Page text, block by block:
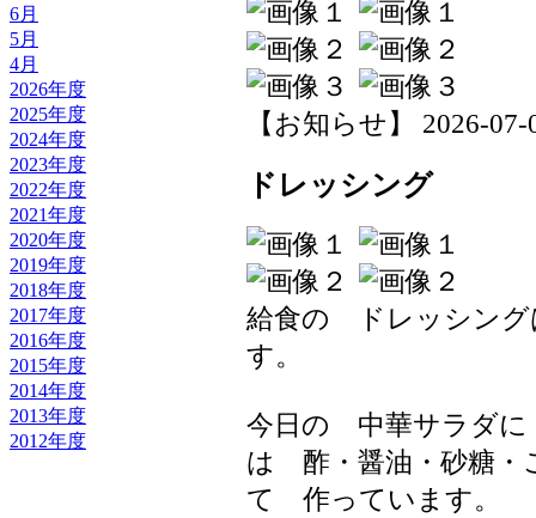
6月
5月
4月
2026年度
2025年度
2024年度
2023年度
2022年度
2021年度
2020年度
2019年度
2018年度
2017年度
2016年度
2015年度
2014年度
2013年度
2012年度
【お知らせ】 2026-
ドレッシング
給食の ドレッシン
す。
今日の 中華サラダ
は 酢・醤油・砂糖
て 作っています。